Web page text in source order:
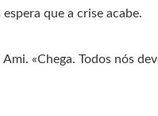
que a crise acabe.
«Chega. Todos nós